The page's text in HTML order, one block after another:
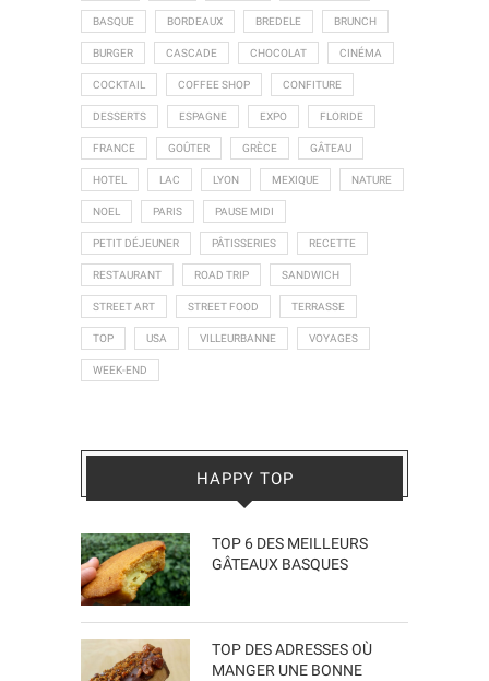
BASQUE BORDEAUX BREDELE BRUNCH
BURGER CASCADE CHOCOLAT CINÉMA
COCKTAIL COFFEE SHOP CONFITURE
DESSERTS ESPAGNE EXPO FLORIDE
FRANCE GOÛTER GRÈCE GÂTEAU
HOTEL LAC LYON MEXIQUE NATURE
NOEL PARIS PAUSE MIDI
PETIT DÉJEUNER PÂTISSERIES RECETTE
RESTAURANT ROAD TRIP SANDWICH
STREET ART STREET FOOD TERRASSE
TOP USA VILLEURBANNE VOYAGES
WEEK-END
HAPPY TOP
TOP 6 DES MEILLEURS
GÂTEAUX BASQUES
TOP DES ADRESSES OÙ
MANGER UNE BONNE